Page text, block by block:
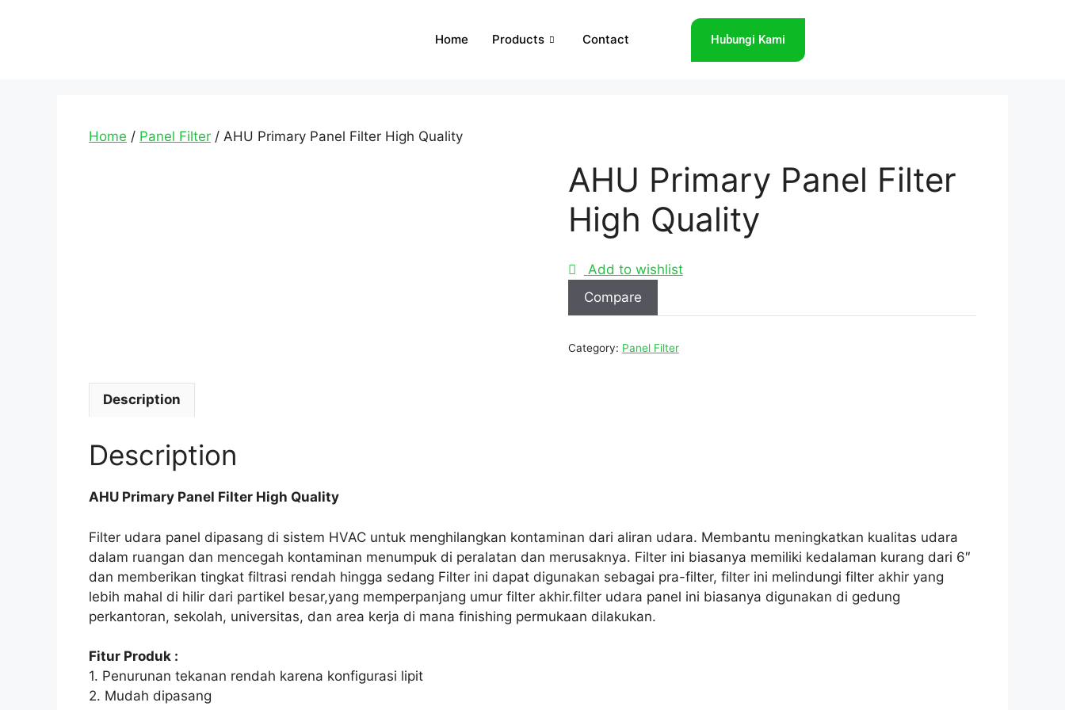
Home Products Contact Hubungi Kami
Home / Panel Filter / AHU Primary Panel Filter High Quality
AHU Primary Panel Filter
High Quality
Add to wishlist
Compare
Category: Panel Filter
Description
Description
AHU Primary Panel Filter High Quality
Filter udara panel dipasang di sistem HVAC untuk menghilangkan kontaminan dari aliran udara. Membantu meningkatkan kualitas udara
dalam ruangan dan mencegah kontaminan menumpuk di peralatan dan merusaknya. Filter ini biasanya memiliki kedalaman kurang dari 6″
dan memberikan tingkat filtrasi rendah hingga sedang Filter ini dapat digunakan sebagai pra-filter, filter ini melindungi filter akhir yang
lebih mahal di hilir dari partikel besar,yang memperpanjang umur filter akhir.filter udara panel ini biasanya digunakan di gedung
perkantoran, sekolah, universitas, dan area kerja di mana finishing permukaan dilakukan.
Fitur Produk :
1. Penurunan tekanan rendah karena konfigurasi lipit
2. Mudah dipasang